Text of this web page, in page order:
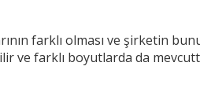
farklı olması ve şirketin bunu
ve farklı boyutlarda da